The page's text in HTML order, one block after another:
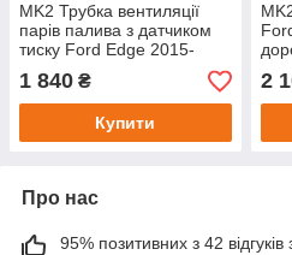
MK2 Трубка вентиляції
парів палива з датчиком
тиску Ford Edge 2015-
2018 дорест б/у оригінал
F2G39D683AJ
1 840 ₴
Купити
2
Про нас
95% позитивних з 42 відгуків